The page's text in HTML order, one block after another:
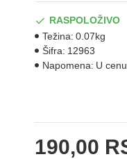
190,00
RASPOLOŽIVO
Težina: 0.07kg
Šifra: 12963
Napomena: U